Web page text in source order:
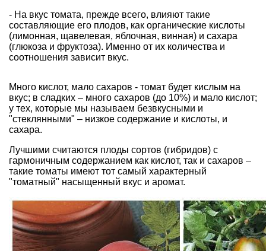
- На вкус томата, прежде всего, влияют такие
составляющие его плодов, как органические кислоты
(лимонная, щавелевая, яблочная, винная) и сахара
(глюкоза и фруктоза). Именно от их количества и
соотношения зависит вкус.
Много кислот, мало сахаров - томат будет кислым на
вкус; в сладких – много сахаров (до 10%) и мало кислот;
у тех, которые мы называем безвкусными и
"стеклянными" – низкое содержание и кислоты, и
сахара.
Лучшими считаются плоды сортов (гибридов) с
гармоничным содержанием как кислот, так и сахаров –
такие томаты имеют тот самый характерный
"томатный" насыщенный вкус и аромат.